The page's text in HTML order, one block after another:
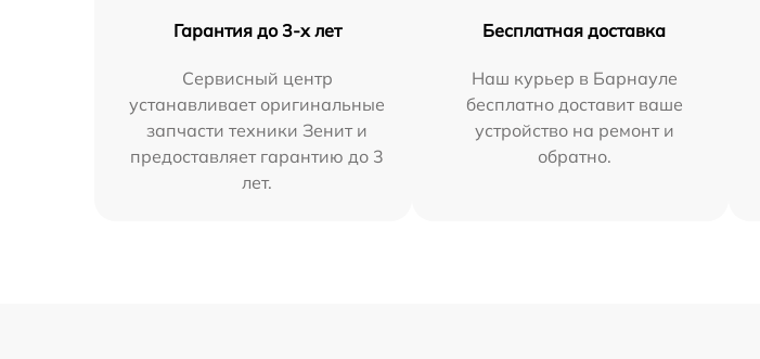
Гарантия до 3-х лет
Сервисный центр
устанавливает оригинальные
запчасти техники Зенит и
предоставляет гарантию до 3
лет.
Бесплатная доставка
Наш курьер в Барнауле
бесплатно доставит ваше
устройство на ремонт и
обратно.